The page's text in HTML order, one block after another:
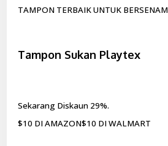
TAMPON TERBAIK UNTUK BERSENAM
Tampon Sukan Playtex
Sekarang Diskaun 29%.
$10 DI AMAZON$10 DI WALMART